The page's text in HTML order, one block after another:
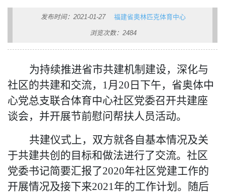
发布时间：2021-01-27 福建省奥林匹克体育中心
浏览次数：2484
为持续推进省市共建机制建设，深化与
社区的共建和交流， 1月20日下午，省奥体中
心党总支联合体育中心社区党委召开共建座
谈会，并开展节前慰问帮扶人员活动。
共建仪式上，双方就各自基本情况及关
于共建共创的目标和做法进行了交流。社区
党委书记简要汇报了2020年社区党建工作的
开展情况及接下来2021年的工作计划。随后